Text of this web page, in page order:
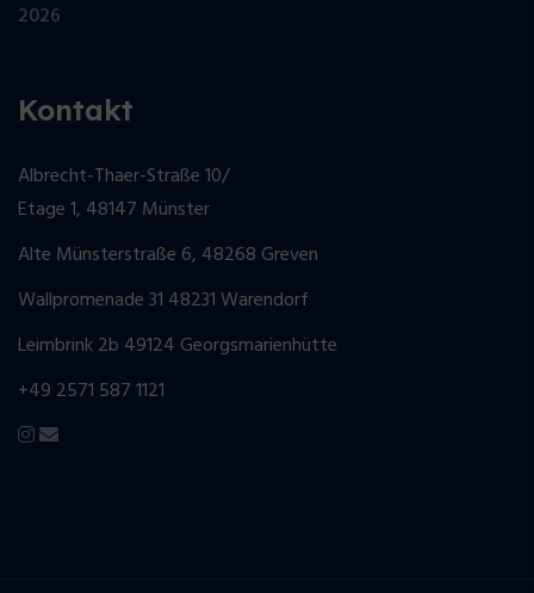
2026
Kontakt
Albrecht-Thaer-Straße 10/
Etage 1, 48147 Münster
Alte Münsterstraße 6, 48268 Greven
Wallpromenade 31 48231 Warendorf
Leimbrink 2b 49124 Georgsmarienhütte
+49 2571 587 1121